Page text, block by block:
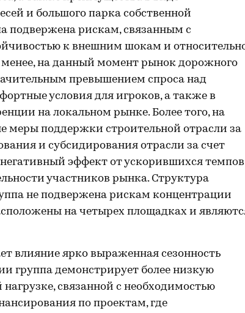
и большого парка собственной
подвержена рискам, связанным с
к внешним шокам и
на данный момент рынок дорожного
превышением спроса над
условия для игроков, а также в
на локальном рынке. Более того, на
меры поддержки строительной отрасли за
и субсидирования отрасли за счет
эффект от ускорившихся темпов
участников рынка. Структура
не подвержена рискам концентрации
на четырех площадках и
влияние ярко выраженная сезонность
группа демонстрирует более низкую
связанной с необходимостью
по проектам, где